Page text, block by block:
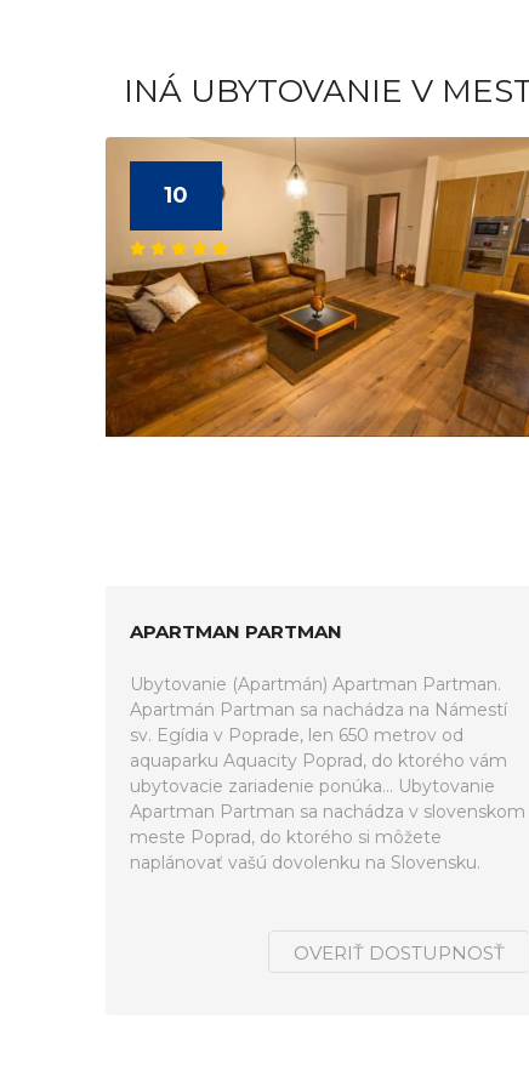
INÁ UBYTOVANIE V
10
APARTMAN PARTMAN
Ubytovanie (Apartmán) Apartman Partman.
Apartmán Partman sa nachádza na Námestí
sv. Egídia v Poprade, len 650 metrov od
aquaparku Aquacity Poprad, do ktorého vám
ubytovacie zariadenie ponúka... Ubytovanie
Apartman Partman sa nachádza v slovenskom
meste Poprad, do ktorého si môžete
naplánovať vašú dovolenku na Slovensku.
OVERIŤ DOSTUPNOSŤ